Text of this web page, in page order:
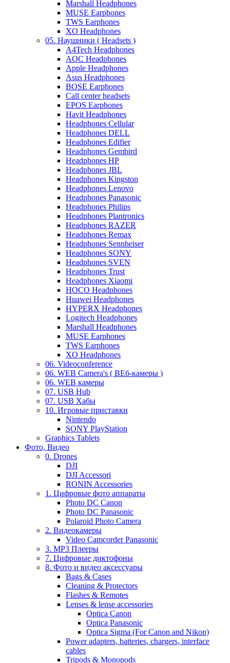
Marshall Headphones
MUSE Earphones
TWS Earphones
XO Headphones
05. Наушники ( Headsets )
A4Tech Headphones
AOC Headphones
Apple Headphones
Asus Headphones
BOSE Earphones
Call center headsets
EPOS Earphones
Havit Headphones
Headphones Cellular
Headphones DELL
Headphones Edifier
Headphones Gembird
Headphones HP
Headphones JBL
Headphones Kingston
Headphones Lenovo
Headphones Panasonic
Headphones Philips
Headphones Plantronics
Headphones RAZER
Headphones Remax
Headphones Sennheiser
Headphones SONY
Headphones SVEN
Headphones Trust
Headphones Xiaomi
HOCO Headphones
Huawei Headphones
HYPERX Headphones
Logitech Headphones
Marshall Headphones
MUSE Earphones
TWS Earphones
XO Headphones
06. Videoconference
06. WEB Camera's ( ВЕб-камеры )
06. WEB камеры
07. USB Hub
07. USB Хабы
10. Игровые приставки
Nintendo
SONY PlayStation
Graphics Tablets
Фото, Видео
0. Drones
DJI
DJI Accessori
RONIN Accessories
1. Цифровые фото аппараты
Photo DC Canon
Photo DC Panasonic
Polaroid Photo Camera
2. Видеокамеры
Video Camcorder Panasonic
3. MP3 Плееры
7. Цифровые диктофоны
8. Фото и видео аксессуары
Bags & Cases
Cleaning & Protectors
Flashes & Remotes
Lenses & lense accessories
Optica Canon
Optica Panasonic
Optica Sigma (For Canon and Nikon)
Power adapters, batteries, chargers, interface
cables
Tripods & Monopods